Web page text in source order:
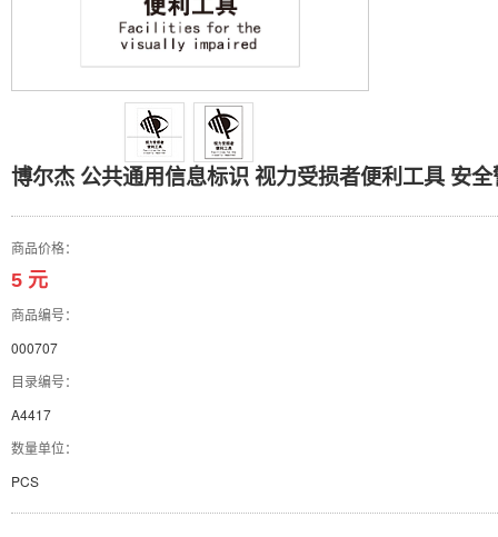
博尔杰 公共通用信息标识 视力受损者便利工具 安
商品价格：
5 元
商品编号：
000707
目录编号：
A4417
数量单位：
PCS